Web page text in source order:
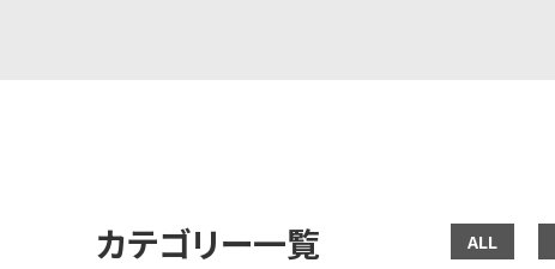
カテゴリー一覧 ALL